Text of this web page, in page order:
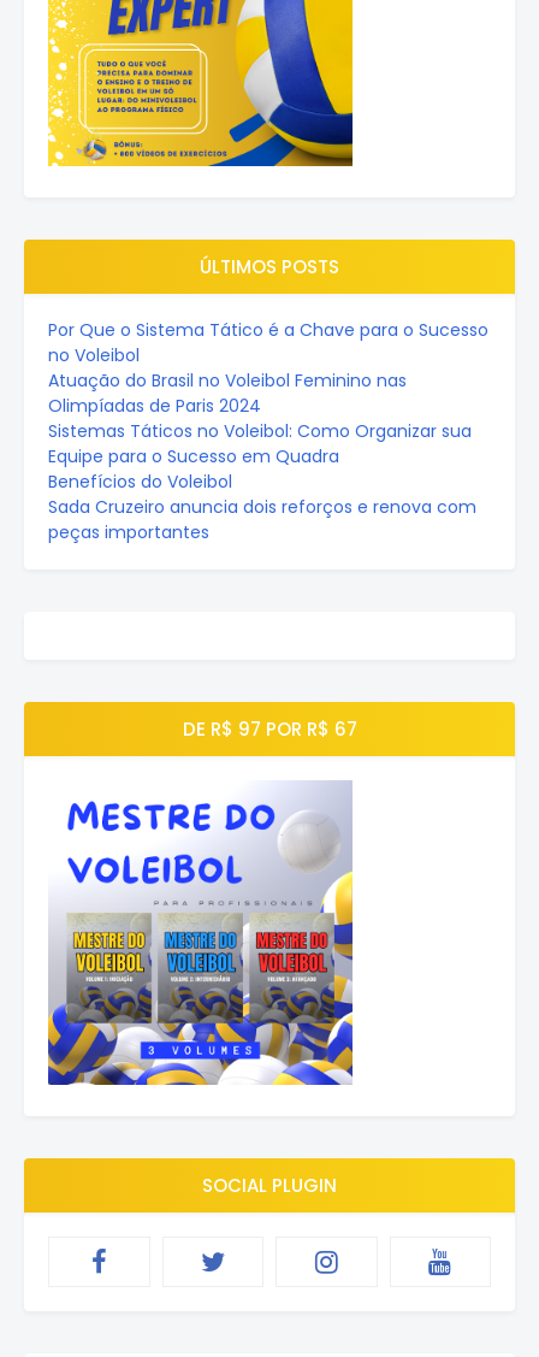
ÚLTIMOS POSTS
Por Que o Sistema Tático é a Chave para o Sucesso
no Voleibol
Atuação do Brasil no Voleibol Feminino nas
Olimpíadas de Paris 2024
Sistemas Táticos no Voleibol: Como Organizar sua
Equipe para o Sucesso em Quadra
Benefícios do Voleibol
Sada Cruzeiro anuncia dois reforços e renova com
peças importantes
DE R$ 97 POR R$ 67
SOCIAL PLUGIN